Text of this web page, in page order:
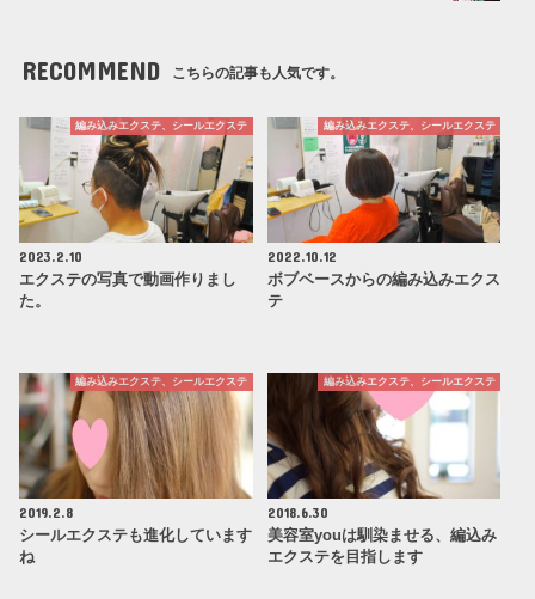
RECOMMEND こちらの記事も人気です。
編み込みエクステ、シールエクステ
2023.2.10
エクステの写真で動画作りまし
た。
編み込みエクステ、シールエクステ
2022.10.12
ボブベースからの編み込みエクス
テ
編み込みエクステ、シールエクステ
2019.2.8
シールエクステも進化しています
ね
編み込みエクステ、シールエクステ
2018.6.30
美容室youは馴染ませる、編込み
エクステを目指します